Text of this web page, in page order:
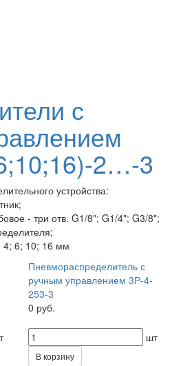
с
2…-3
устройства:
- три отв. G1/8"; G1/4"; G3/8";
4; 6; 10; 16 мм
Пневмораспределитель с
ручным управлением 3Р-4-
253-3
0 руб.
шт
В корзину